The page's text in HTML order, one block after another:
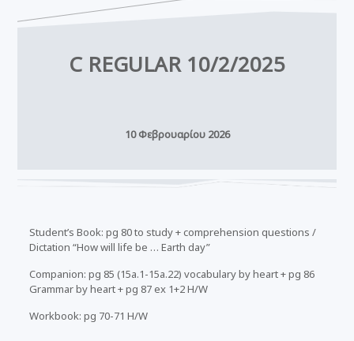
C REGULAR 10/2/2025
10 Φεβρουαρίου 2026
Student’s Book: pg 80 to study + comprehension questions /
Dictation “How will life be … Earth day”
Companion: pg 85 (15a.1-15a.22) vocabulary by heart + pg 86
Grammar by heart + pg 87 ex 1+2 H/W
Workbook: pg 70-71 H/W